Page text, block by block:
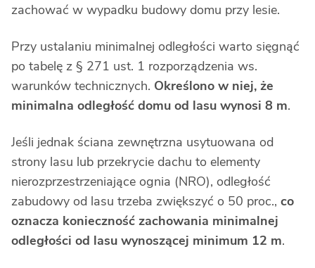
zachować w wypadku budowy domu przy lesie.
Przy ustalaniu minimalnej odległości warto sięgnąć
po tabelę z § 271 ust. 1 rozporządzenia ws.
warunków technicznych. Określono w niej, że
minimalna odległość domu od lasu wynosi 8 m.
Jeśli jednak ściana zewnętrzna usytuowana od
strony lasu lub przekrycie dachu to elementy
nierozprzestrzeniające ognia (NRO), odległość
zabudowy od lasu trzeba zwiększyć o 50 proc., co
oznacza konieczność zachowania minimalnej
odległości od lasu wynoszącej minimum 12 m.